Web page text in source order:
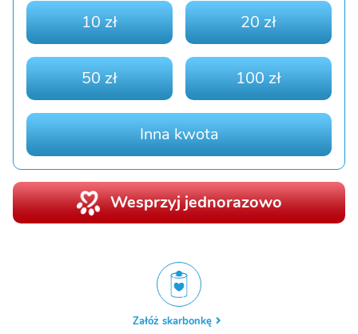
10 zł 20 zł
50 zł 100 zł
Inna kwota
Wesprzyj jednorazowo
Załóż skarbonkę